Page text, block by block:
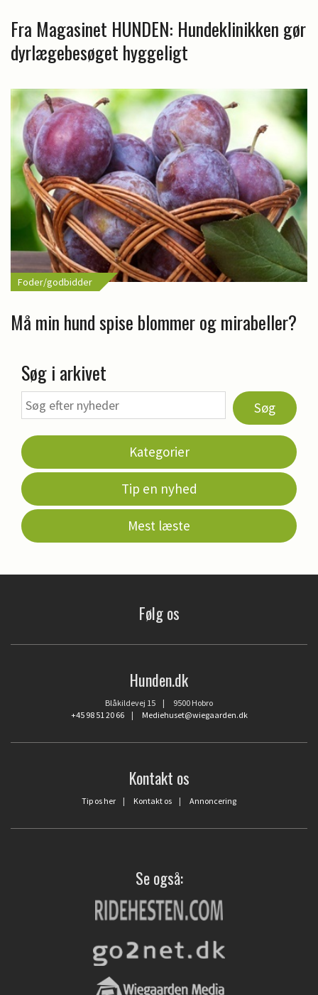
Fra Magasinet HUNDEN: Hundeklinikken gør
dyrlægebesøget hyggeligt
Foder/godbidder
Må min hund spise blommer og mirabeller?
Søg i arkivet
Søg
Kategorier
Tip en nyhed
Mest læste
Følg os
Hunden.dk
Blåkildevej 15 | 9500 Hobro
+45 98 51 20 66| Mediehuset@wiegaarden.dk
Kontakt os
Tip os her | Kontakt os | Annoncering
Se også: